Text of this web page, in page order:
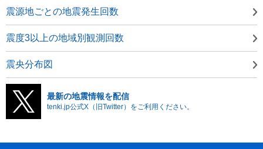
震源地ごとの地震発生回数
震度3以上の地域別観測回数
震央分布図
最新の地震情報を配信
tenki.jp公式X（旧Twitter）をご利用ください。